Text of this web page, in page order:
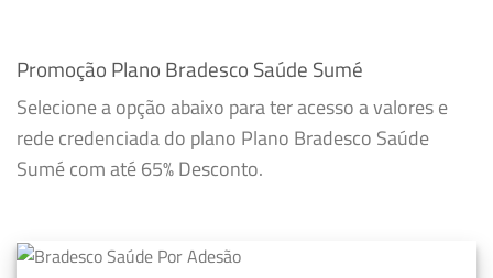
Promoção Plano Bradesco Saúde Sumé
Selecione a opção abaixo para ter acesso a valores e
rede credenciada do plano Plano Bradesco Saúde
Sumé com até 65% Desconto.